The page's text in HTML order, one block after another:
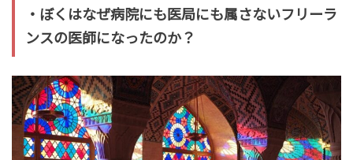
・ぼくはなぜ病院にも医局にも属さないフリーラ
ンスの医師になったのか？